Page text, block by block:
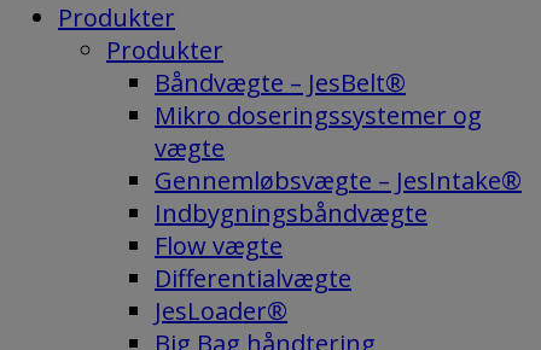
Produkter
Produkter
Båndvægte – JesBelt®
Mikro doseringssystemer og
vægte
Gennemløbsvægte – JesIntake®
Indbygningsbåndvægte
Flow vægte
Differentialvægte
JesLoader®
Big Bag håndtering